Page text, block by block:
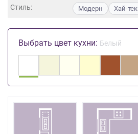
Стиль: Модерн Хай-тек
Выбрать цвет кухни: Белый
данных
порядке
условиях
персональных